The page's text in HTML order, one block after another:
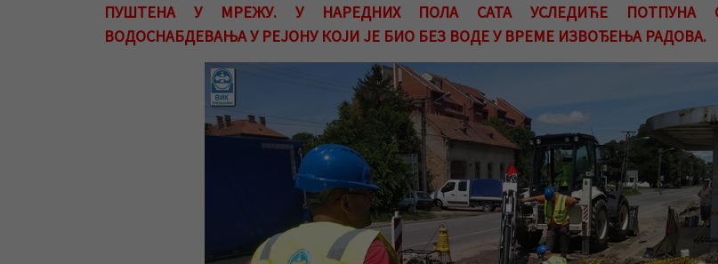
ПУШТЕНА У МРЕЖУ. У НАРЕДНИХ ПОЛА САТА УСЛЕДИЋЕ ПОТПУНА
ВОДОСНАБДЕВАЊА У РЕЈОНУ КОЈИ ЈЕ БИО БЕЗ ВОДЕ У ВРЕМЕ ИЗВОЂЕЊА РАДОВА.